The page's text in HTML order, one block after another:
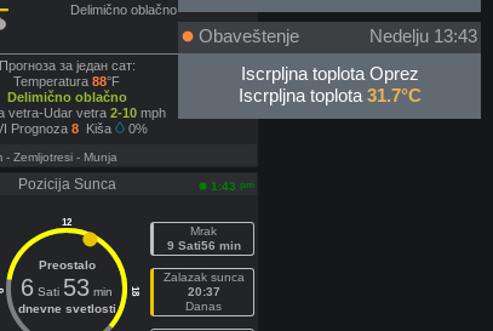
Delimično oblačno
Прогноза за један сат:
Temperatura 88°F
Delimično oblačno
vetra-Udar vetra 2-10 mph
Prognoza 8 Kiša 0%
- Zemljotresi - Munja
Pozicija Sunca 1:43 pm
12
18
Preostalo
6 Sati 53 min
dnevne svetlosti
Mrak
9 Sati56 min
Zalazak sunca
20:37
Danas
Obaveštenje
Nedelju 13:43
Iscrpljna toplota Oprez
Iscrpljna toplota 31.7°C